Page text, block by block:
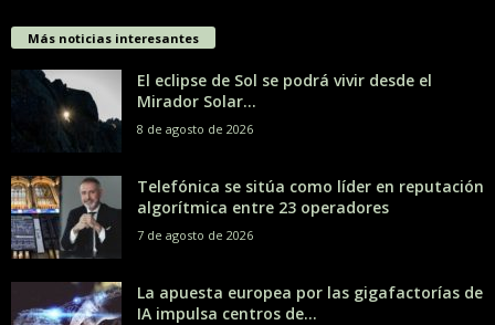
Más noticias interesantes
El eclipse de Sol se podrá vivir desde el
Mirador Solar...
8 de agosto de 2026
Telefónica se sitúa como líder en reputación
algorítmica entre 23 operadores
7 de agosto de 2026
La apuesta europea por las gigafactorías de
IA impulsa centros de...